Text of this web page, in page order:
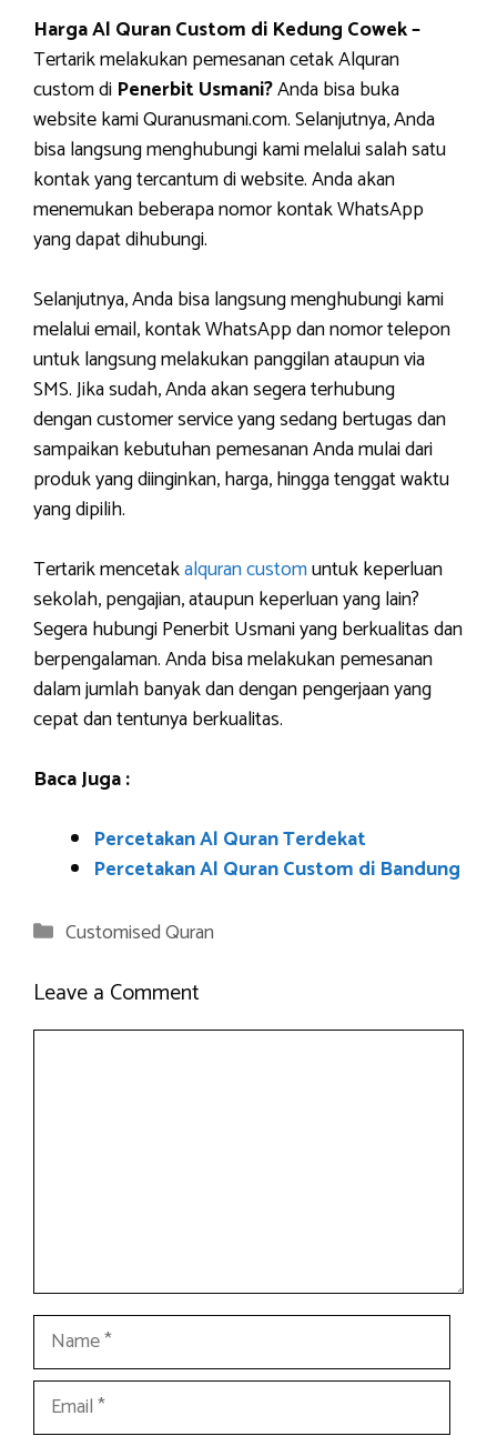
Harga Al Quran Custom di Kedung Cowek –
Tertarik melakukan pemesanan cetak Alquran
custom di Penerbit Usmani?Anda bisa buka
website kami Quranusmani.com. Selanjutnya, Anda
bisa langsung menghubungi kami melalui salah satu
kontak yang tercantum di website. Anda akan
menemukan beberapa nomor kontak WhatsApp
yang dapat dihubungi.
Selanjutnya, Anda bisa langsung menghubungi kami
melalui email, kontak WhatsApp dan nomor telepon
untuk langsung melakukan panggilan ataupun via
SMS. Jika sudah, Anda akan segera terhubung
dengan customer service yang sedang bertugas dan
sampaikan kebutuhan pemesanan Anda mulai dari
produk yang diinginkan, harga, hingga tenggat waktu
yang dipilih.
Tertarik mencetakalquran customuntuk keperluan
sekolah, pengajian, ataupun keperluan yang lain?
Segera hubungi Penerbit Usmani yang berkualitas dan
berpengalaman. Anda bisa melakukan pemesanan
dalam jumlah banyak dan dengan pengerjaan yang
cepat dan tentunya berkualitas.
Baca Juga :
Percetakan Al Quran Terdekat
Percetakan Al Quran Custom di Bandung
Categories
Customised Quran
Leave a Comment
Name
Email